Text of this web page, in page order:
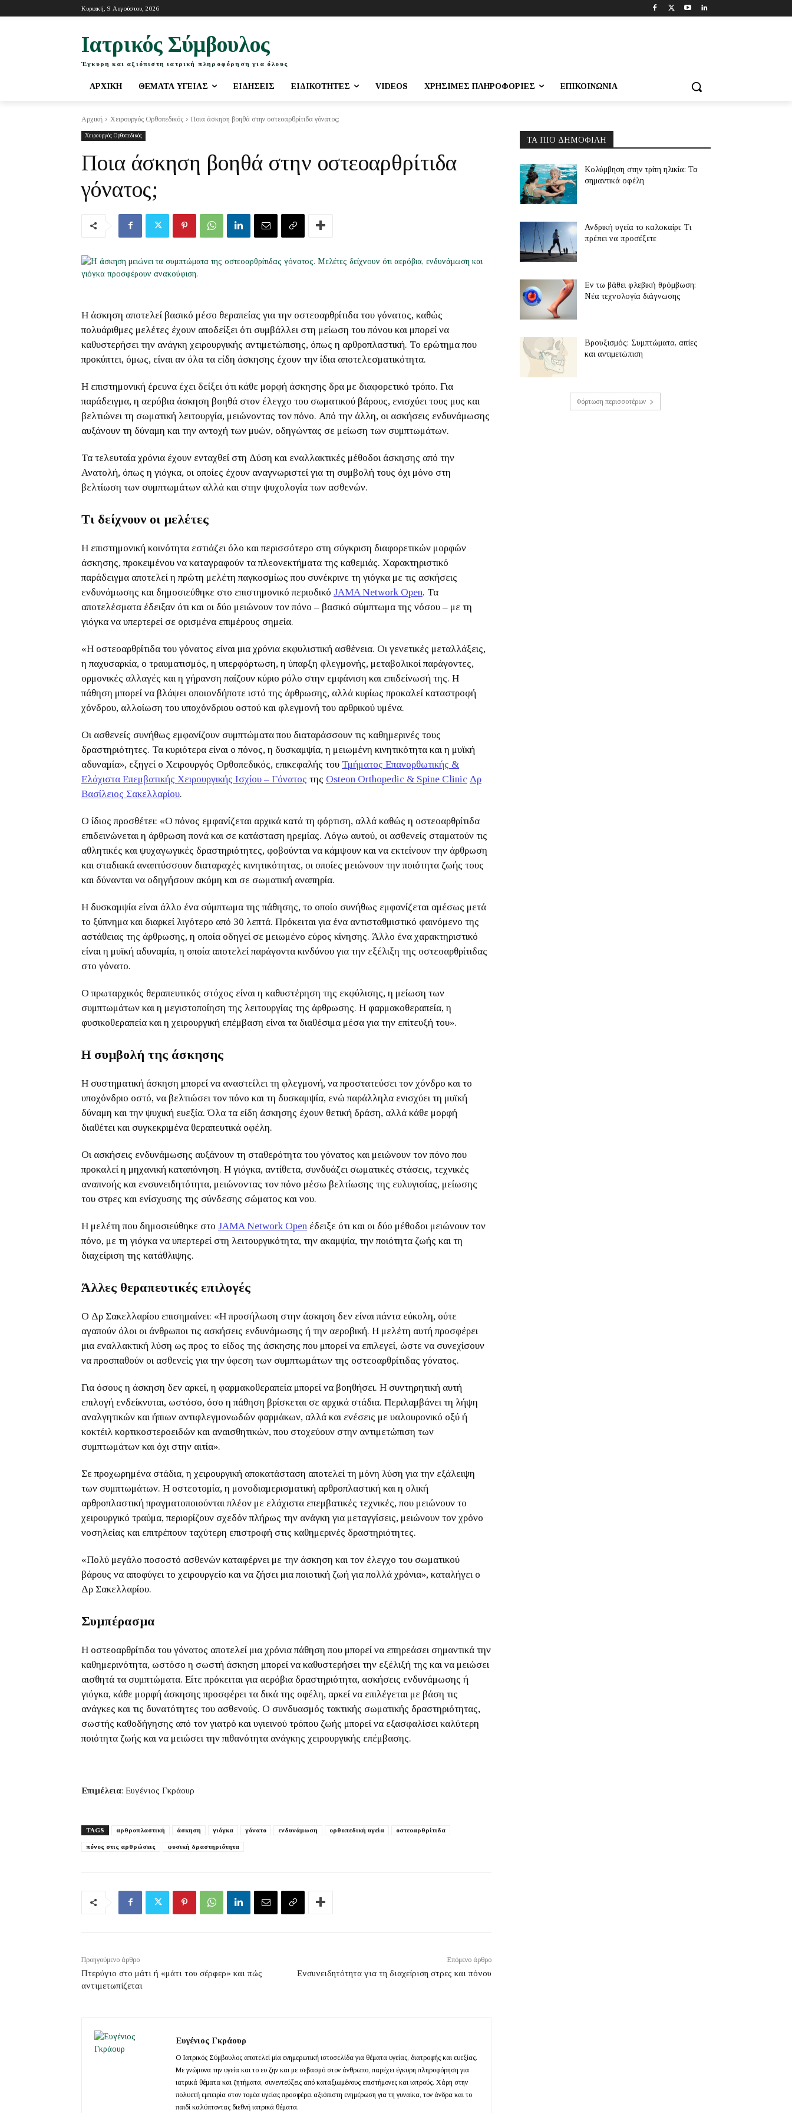
Κυριακή, 9 Αυγούστου, 2026
Ιατρικός Σύμβουλος
Έγκυρη και αξιόπιστη ιατρική πληροφόρηση για όλους
ΑΡΧΙΚΉ ΘΈΜΑΤΑ ΥΓΕΊΑΣ ΕΙΔΉΣΕΙΣ ΕΙΔΙΚΌΤΗΤΕΣ VIDEOS ΧΡΉΣΙΜΕΣ ΠΛΗΡΟΦΟΡΊΕΣ ΕΠΙΚΟΙΝΩΝΊΑ
Αρχική Χειρουργός Ορθοπεδικός Ποια άσκηση βοηθά στην οστεοαρθρίτιδα γόνατος;
Χειρουργός Ορθοπεδικός
Ποια άσκηση βοηθά στην οστεοαρθρίτιδα
γόνατος;
Η άσκηση αποτελεί βασικό μέσο θεραπείας για την οστεοαρθρίτιδα του γόνατος, καθώς
πολυάριθμες μελέτες έχουν αποδείξει ότι συμβάλλει στη μείωση του πόνου και μπορεί να
καθυστερήσει την ανάγκη χειρουργικής αντιμετώπισης, όπως η αρθροπλαστική. Το ερώτημα που
προκύπτει, όμως, είναι αν όλα τα είδη άσκησης έχουν την ίδια αποτελεσματικότητα.
Η επιστημονική έρευνα έχει δείξει ότι κάθε μορφή άσκησης δρα με διαφορετικό τρόπο. Για
παράδειγμα, η αερόβια άσκηση βοηθά στον έλεγχο του σωματικού βάρους, ενισχύει τους μυς και
βελτιώνει τη σωματική λειτουργία, μειώνοντας τον πόνο. Από την άλλη, οι ασκήσεις ενδυνάμωσης
αυξάνουν τη δύναμη και την αντοχή των μυών, οδηγώντας σε μείωση των συμπτωμάτων.
Τα τελευταία χρόνια έχουν ενταχθεί στη Δύση και εναλλακτικές μέθοδοι άσκησης από την
Ανατολή, όπως η γιόγκα, οι οποίες έχουν αναγνωριστεί για τη συμβολή τους όχι μόνο στη
βελτίωση των συμπτωμάτων αλλά και στην ψυχολογία των ασθενών.
Τι δείχνουν οι μελέτες
Η επιστημονική κοινότητα εστιάζει όλο και περισσότερο στη σύγκριση διαφορετικών μορφών
άσκησης, προκειμένου να καταγραφούν τα πλεονεκτήματα της καθεμιάς. Χαρακτηριστικό
παράδειγμα αποτελεί η πρώτη μελέτη παγκοσμίως που συνέκρινε τη γιόγκα με τις ασκήσεις
ενδυνάμωσης και δημοσιεύθηκε στο επιστημονικό περιοδικό JAMA Network Open. Τα
αποτελέσματα έδειξαν ότι και οι δύο μειώνουν τον πόνο – βασικό σύμπτωμα της νόσου – με τη
γιόγκα να υπερτερεί σε ορισμένα επιμέρους σημεία.
«Η οστεοαρθρίτιδα του γόνατος είναι μια χρόνια εκφυλιστική ασθένεια. Οι γενετικές μεταλλάξεις,
η παχυσαρκία, ο τραυματισμός, η υπερφόρτωση, η ύπαρξη φλεγμονής, μεταβολικοί παράγοντες,
ορμονικές αλλαγές και η γήρανση παίζουν κύριο ρόλο στην εμφάνιση και επιδείνωσή της. Η
πάθηση μπορεί να βλάψει οποιονδήποτε ιστό της άρθρωσης, αλλά κυρίως προκαλεί καταστροφή
χόνδρου, αλλοίωση του υποχόνδριου οστού και φλεγμονή του αρθρικού υμένα.
Οι ασθενείς συνήθως εμφανίζουν συμπτώματα που διαταράσσουν τις καθημερινές τους
δραστηριότητες. Τα κυριότερα είναι ο πόνος, η δυσκαμψία, η μειωμένη κινητικότητα και η μυϊκή
αδυναμία», εξηγεί ο Χειρουργός Ορθοπεδικός, επικεφαλής του Τμήματος Επανορθωτικής &
Ελάχιστα Επεμβατικής Χειρουργικής Ισχίου – Γόνατος της Osteon Orthopedic & Spine Clinic Δρ
Βασίλειος Σακελλαρίου.
Ο ίδιος προσθέτει: «Ο πόνος εμφανίζεται αρχικά κατά τη φόρτιση, αλλά καθώς η οστεοαρθρίτιδα
επιδεινώνεται η άρθρωση πονά και σε κατάσταση ηρεμίας. Λόγω αυτού, οι ασθενείς σταματούν τις
αθλητικές και ψυχαγωγικές δραστηριότητες, φοβούνται να κάμψουν και να εκτείνουν την άρθρωση
και σταδιακά αναπτύσσουν διαταραχές κινητικότητας, οι οποίες μειώνουν την ποιότητα ζωής τους
και δύνανται να οδηγήσουν ακόμη και σε σωματική αναπηρία.
Η δυσκαμψία είναι άλλο ένα σύμπτωμα της πάθησης, το οποίο συνήθως εμφανίζεται αμέσως μετά
το ξύπνημα και διαρκεί λιγότερο από 30 λεπτά. Πρόκειται για ένα αντισταθμιστικό φαινόμενο της
αστάθειας της άρθρωσης, η οποία οδηγεί σε μειωμένο εύρος κίνησης. Άλλο ένα χαρακτηριστικό
είναι η μυϊκή αδυναμία, η οποία αποτελεί παράγοντα κινδύνου για την εξέλιξη της οστεοαρθρίτιδας
στο γόνατο.
Ο πρωταρχικός θεραπευτικός στόχος είναι η καθυστέρηση της εκφύλισης, η μείωση των
συμπτωμάτων και η μεγιστοποίηση της λειτουργίας της άρθρωσης. Η φαρμακοθεραπεία, η
φυσικοθεραπεία και η χειρουργική επέμβαση είναι τα διαθέσιμα μέσα για την επίτευξή του».
Η συμβολή της άσκησης
Η συστηματική άσκηση μπορεί να αναστείλει τη φλεγμονή, να προστατεύσει τον χόνδρο και το
υποχόνδριο οστό, να βελτιώσει τον πόνο και τη δυσκαμψία, ενώ παράλληλα ενισχύει τη μυϊκή
δύναμη και την ψυχική ευεξία. Όλα τα είδη άσκησης έχουν θετική δράση, αλλά κάθε μορφή
διαθέτει και συγκεκριμένα θεραπευτικά οφέλη.
Οι ασκήσεις ενδυνάμωσης αυξάνουν τη σταθερότητα του γόνατος και μειώνουν τον πόνο που
προκαλεί η μηχανική καταπόνηση. Η γιόγκα, αντίθετα, συνδυάζει σωματικές στάσεις, τεχνικές
αναπνοής και ενσυνειδητότητα, μειώνοντας τον πόνο μέσω βελτίωσης της ευλυγισίας, μείωσης
του στρες και ενίσχυσης της σύνδεσης σώματος και νου.
Η μελέτη που δημοσιεύθηκε στο JAMA Network Open έδειξε ότι και οι δύο μέθοδοι μειώνουν τον
πόνο, με τη γιόγκα να υπερτερεί στη λειτουργικότητα, την ακαμψία, την ποιότητα ζωής και τη
διαχείριση της κατάθλιψης.
Άλλες θεραπευτικές επιλογές
Ο Δρ Σακελλαρίου επισημαίνει: «Η προσήλωση στην άσκηση δεν είναι πάντα εύκολη, ούτε
αγαπούν όλοι οι άνθρωποι τις ασκήσεις ενδυνάμωσης ή την αεροβική. Η μελέτη αυτή προσφέρει
μια εναλλακτική λύση ως προς το είδος της άσκησης που μπορεί να επιλεγεί, ώστε να συνεχίσουν
να προσπαθούν οι ασθενείς για την ύφεση των συμπτωμάτων της οστεοαρθρίτιδας γόνατος.
Για όσους η άσκηση δεν αρκεί, η φαρμακοθεραπεία μπορεί να βοηθήσει. Η συντηρητική αυτή
επιλογή ενδείκνυται, ωστόσο, όσο η πάθηση βρίσκεται σε αρχικά στάδια. Περιλαμβάνει τη λήψη
αναλγητικών και ήπιων αντιφλεγμονωδών φαρμάκων, αλλά και ενέσεις με υαλουρονικό οξύ ή
κοκτέιλ κορτικοστεροειδών και αναισθητικών, που στοχεύουν στην αντιμετώπιση των
συμπτωμάτων και όχι στην αιτία».
Σε προχωρημένα στάδια, η χειρουργική αποκατάσταση αποτελεί τη μόνη λύση για την εξάλειψη
των συμπτωμάτων. Η οστεοτομία, η μονοδιαμερισματική αρθροπλαστική και η ολική
αρθροπλαστική πραγματοποιούνται πλέον με ελάχιστα επεμβατικές τεχνικές, που μειώνουν το
χειρουργικό τραύμα, περιορίζουν σχεδόν πλήρως την ανάγκη για μεταγγίσεις, μειώνουν τον χρόνο
νοσηλείας και επιτρέπουν ταχύτερη επιστροφή στις καθημερινές δραστηριότητες.
«Πολύ μεγάλο ποσοστό ασθενών καταφέρνει με την άσκηση και τον έλεγχο του σωματικού
βάρους να αποφύγει το χειρουργείο και να ζήσει μια ποιοτική ζωή για πολλά χρόνια», καταλήγει ο
Δρ Σακελλαρίου.
Συμπέρασμα
Η οστεοαρθρίτιδα του γόνατος αποτελεί μια χρόνια πάθηση που μπορεί να επηρεάσει σημαντικά την
καθημερινότητα, ωστόσο η σωστή άσκηση μπορεί να καθυστερήσει την εξέλιξή της και να μειώσει
αισθητά τα συμπτώματα. Είτε πρόκειται για αερόβια δραστηριότητα, ασκήσεις ενδυνάμωσης ή
γιόγκα, κάθε μορφή άσκησης προσφέρει τα δικά της οφέλη, αρκεί να επιλέγεται με βάση τις
ανάγκες και τις δυνατότητες του ασθενούς. Ο συνδυασμός τακτικής σωματικής δραστηριότητας,
σωστής καθοδήγησης από τον γιατρό και υγιεινού τρόπου ζωής μπορεί να εξασφαλίσει καλύτερη
ποιότητα ζωής και να μειώσει την πιθανότητα ανάγκης χειρουργικής επέμβασης.
Επιμέλεια: Ευγένιος Γκράουρ
TAGS αρθροπλαστική άσκηση γιόγκα γόνατο ενδυνάμωση ορθοπεδική υγεία οστεοαρθρίτιδα
πόνος στις αρθρώσεις φυσική δραστηριότητα
Προηγούμενο άρθρο
Πτερύγιο στο μάτι ή «μάτι του σέρφερ» και πώς
αντιμετωπίζεται
Επόμενο άρθρο
Ενσυνειδητότητα για τη διαχείριση στρες και πόνου
Ευγένιος Γκράουρ
Ο Ιατρικός Σύμβουλος αποτελεί μία ενημερωτική ιστοσελίδα για θέματα υγείας, διατροφής και ευεξίας.
Με γνώμονα την υγεία και το ευ ζην και με σεβασμό στον άνθρωπο, παρέχει έγκυρη πληροφόρηση για
ιατρικά θέματα και ζητήματα, συνεντεύξεις από καταξιωμένους επιστήμονες και ιατρούς. Χάρη στην
πολυετή εμπειρία στον τομέα υγείας προσφέρει αξιόπιστη ενημέρωση για τη γυναίκα, τον άνδρα και το
παιδί καλύπτοντας διεθνή ιατρικά θέματα.
ΤΑ ΠΙΟ ΔΗΜΟΦΙΛΉ
Κολύμβηση στην τρίτη ηλικία: Τα
σημαντικά οφέλη
Ανδρική υγεία το καλοκαίρι: Τι
πρέπει να προσέξετε
Εν τω βάθει φλεβική θρόμβωση:
Νέα τεχνολογία διάγνωσης
Βρουξισμός: Συμπτώματα, αιτίες
και αντιμετώπιση
Φόρτωση περισσοτέρων